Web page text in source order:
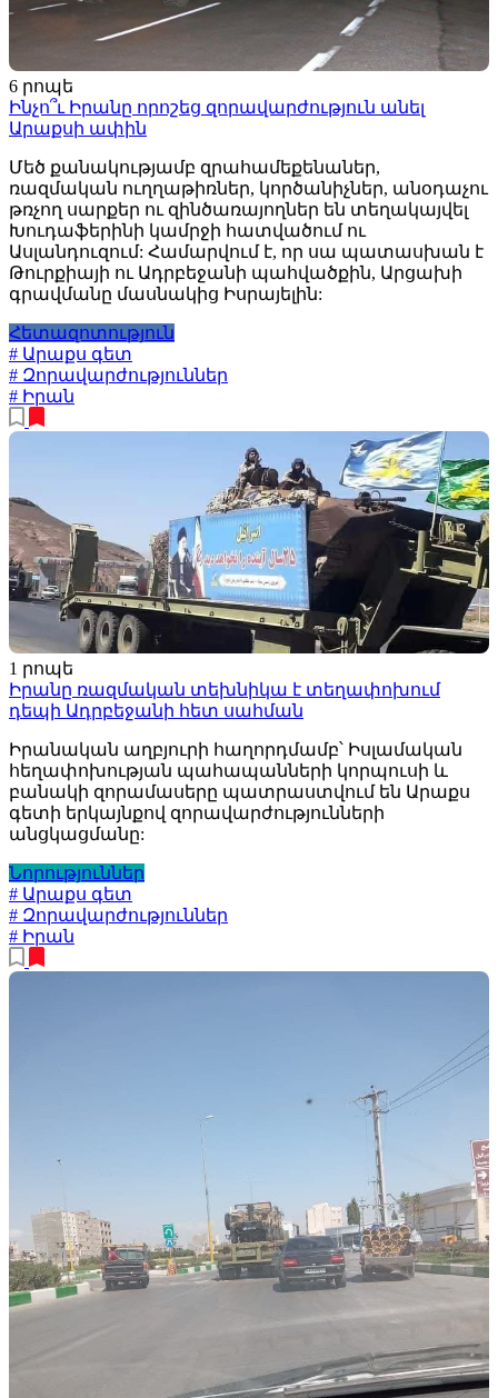
6 րոպե
Ինչո՞ւ Իրանը որոշեց զորավարժություն անել
Արաքսի ափին
Մեծ քանակությամբ զրահամեքենաներ,
ռազմական ուղղաթիռներ, կործանիչներ, անօդաչու
թռչող սարքեր ու զինծառայողներ են տեղակայվել
Խուդաֆերինի կամրջի հատվածում ու
Ասլանդուզում: Համարվում է, որ սա պատասխան է
Թուրքիայի ու Ադրբեջանի պահվածքին, Արցախի
գրավմանը մասնակից Իսրայելին:
Հետազոտություն
# Արաքս գետ
# Զորավարժություններ
# Իրան
1 րոպե
Իրանը ռազմական տեխնիկա է տեղափոխում
դեպի Ադրբեջանի հետ սահման
Իրանական աղբյուրի հաղորդմամբ՝ Իսլամական
հեղափոխության պահապանների կորպուսի և
բանակի զորամասերը պատրաստվում են Արաքս
գետի երկայնքով զորավարժությունների
անցկացմանը:
Նորություններ
# Արաքս գետ
# Զորավարժություններ
# Իրան